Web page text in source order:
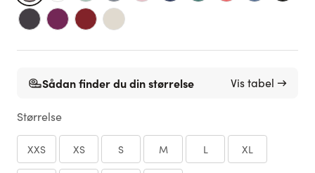
Sådan finder du din størrelse Vis tabel →
Størrelse
XXS XS S M L XL